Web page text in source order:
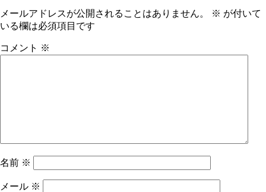
メールアドレスが公開されることはありません。 ※ が付いて
いる欄は必須項目です
コメント ※
名前 ※
メール ※